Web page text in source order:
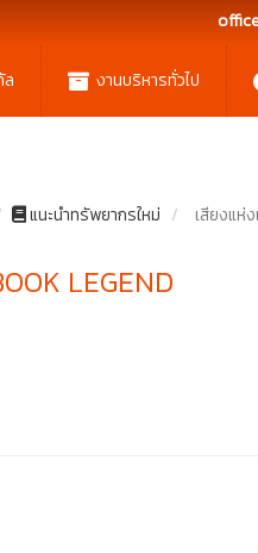
งานบริหารทั่วไป
แนะนำทรัพยากรใหม่ เสียงแห่
LEGEND